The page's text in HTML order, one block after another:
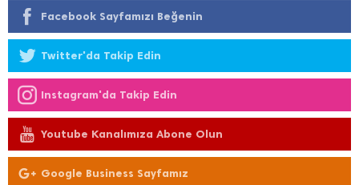
Facebook Sayfamızı Beğenin
Twitter'da Takip Edin
Instagram'da Takip Edin
Youtube Kanalımıza Abone Olun
Google Business Sayfamız